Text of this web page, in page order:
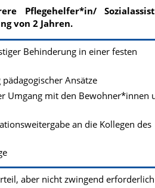
Pflegehelfer*in/
von 2 Jahren.
Behinderung in einer festen
Ansätze
Umgang mit den Bewohner*innen
an die Kollegen des
aber nicht zwingend erforderlich